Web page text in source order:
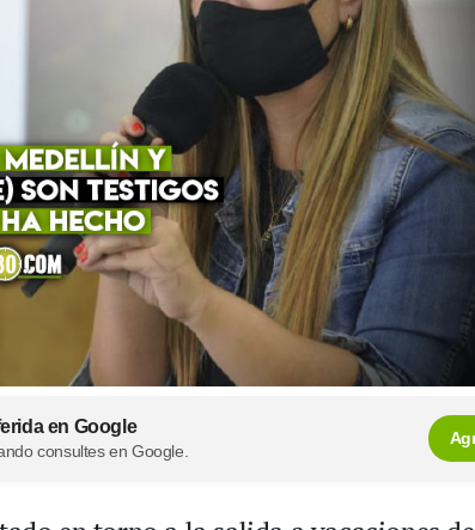
en Google
consultes en Google.